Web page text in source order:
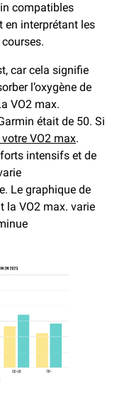
compatibles
en interprétant les
car cela signifie
l’oxygène de
VO2 max.
était de 50. Si
VO2 max.
intensifs et de
Le graphique de
la VO2 max. varie